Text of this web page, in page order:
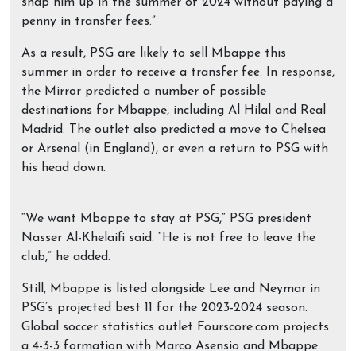
penny in transfer fees.”
As a result, PSG are likely to sell Mbappe this
summer in order to receive a transfer fee. In response,
the Mirror predicted a number of possible
destinations for Mbappe, including Al Hilal and Real
Madrid. The outlet also predicted a move to Chelsea
or Arsenal (in England), or even a return to PSG with
his head down.
“We want Mbappe to stay at PSG,” PSG president
Nasser Al-Khelaifi said. “He is not free to leave the
club,” he added.
Still, Mbappe is listed alongside Lee and Neymar in
PSG’s projected best 11 for the 2023-2024 season.
Global soccer statistics outlet Fourscore.com projects
a 4-3-3 formation with Marco Asensio and Mbappe